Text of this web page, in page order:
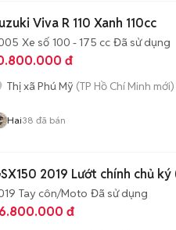
Viva R 110 Xanh 110cc
Xe số 100 - 175 cc Đã sử dụng
đ
Thị xã Phú Mỹ (TP Hồ Chí Minh mới)
Hai38 đã bán
2019 Lướt chính chủ ký
Tay côn/Moto Đã sử dụng
đ